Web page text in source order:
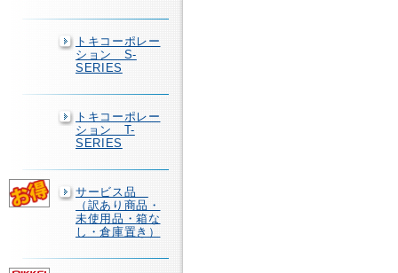
トキコーポレー
ション S-
SERIES
トキコーポレー
ション T-
SERIES
サービス品
（訳あり商品・
未使用品・箱な
し・倉庫置き）